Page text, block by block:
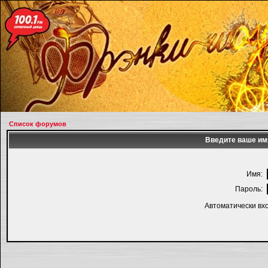
Список форумов
Введите ваше
Имя:
Пароль:
Автоматически